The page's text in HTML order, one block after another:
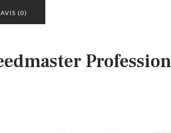
AVIS (0)